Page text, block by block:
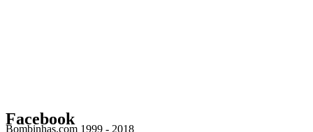
Bombinhas.com 1999 - 2018
Facebook